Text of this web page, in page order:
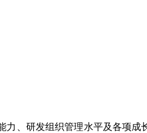
、研发组织管理水平及各项成